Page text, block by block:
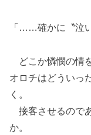
「……確かに〝泣
どこか憐憫の情
オロチはどういっ
く。
接客させるので
か。